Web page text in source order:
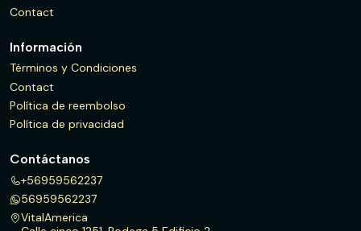
Contact
Información
Términos y Condiciones
Contact
Política de reembolso
Política de privacidad
Contáctanos
+56959562237
56959562237
VitalAmerica